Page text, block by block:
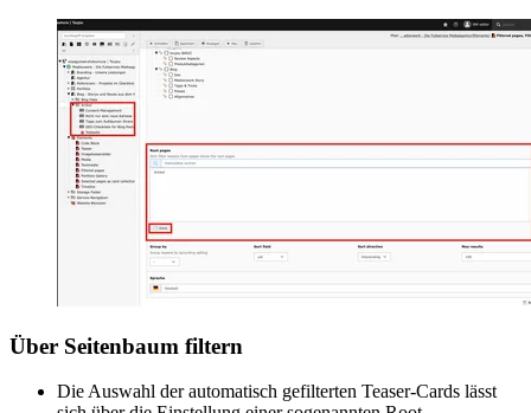
Über Seitenbaum filtern
Die Auswahl der automatisch gefilterten Teaser-Cards lässt